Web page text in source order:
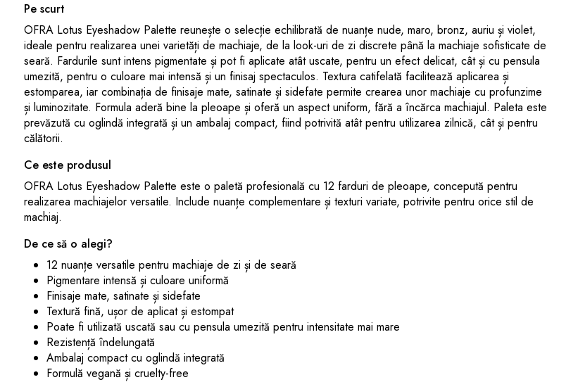
Pe scurt
OFRA Lotus Eyeshadow Palette reunește o selecție echilibrată de nuanțe nude, maro, bronz, auriu și violet,
ideale pentru realizarea unei varietăți de machiaje, de la look-uri de zi discrete până la machiaje sofisticate de
seară. Fardurile sunt intens pigmentate și pot fi aplicate atât uscate, pentru un efect delicat, cât și cu pensula
umezită, pentru o culoare mai intensă și un finisaj spectaculos. Textura catifelată facilitează aplicarea și
estomparea, iar combinația de finisaje mate, satinate și sidefate permite crearea unor machiaje cu profunzime
și luminozitate. Formula aderă bine la pleoape și oferă un aspect uniform, fără a încărca machiajul. Paleta este
prevăzută cu oglindă integrată și un ambalaj compact, fiind potrivită atât pentru utilizarea zilnică, cât și pentru
călătorii.
Ce este produsul
OFRA Lotus Eyeshadow Palette este o paletă profesională cu 12 farduri de pleoape, concepută pentru
realizarea machiajelor versatile. Include nuanțe complementare și texturi variate, potrivite pentru orice stil de
machiaj.
De ce să o alegi?
12 nuanțe versatile pentru machiaje de zi și de seară
Pigmentare intensă și culoare uniformă
Finisaje mate, satinate și sidefate
Textură fină, ușor de aplicat și estompat
Poate fi utilizată uscată sau cu pensula umezită pentru intensitate mai mare
Rezistență îndelungată
Ambalaj compact cu oglindă integrată
Formulă vegană și cruelty-free